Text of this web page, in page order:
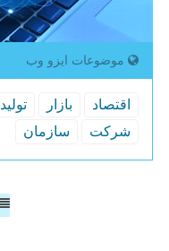
موضوعات ایزو وب
اقتصاد بازار تولید
شركت
سازمان